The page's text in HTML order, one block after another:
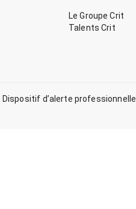
Le Groupe Crit
Talents Crit
Dispositif d’alerte professionnelle